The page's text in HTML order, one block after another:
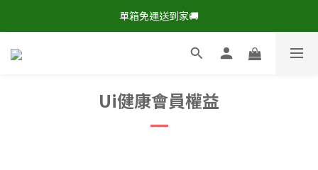
現在下單，即享8折🔥優惠特價>
單箱免運送到家🚚
現在下單，即享8折🔥優惠特價>
Ui健康會員權益